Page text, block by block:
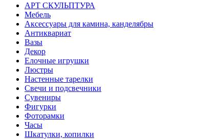
АРТ СКУЛЬПТУРА
Мебель
Аксессуары для камина, канделябры
Антиквариат
Вазы
Декор
Елочные игрушки
Люстры
Настенные тарелки
Свечи и подсвечники
Сувениры
Фигурки
Фоторамки
Часы
Шкатулки, копилки